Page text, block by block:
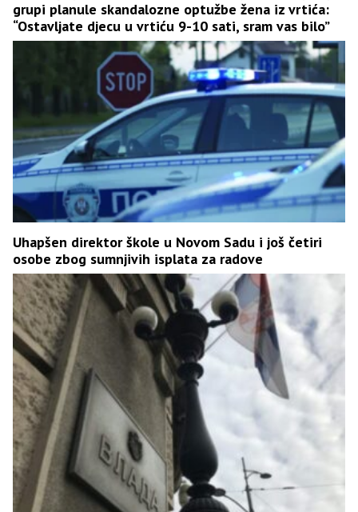
grupi planule skandalozne optužbe žena iz vrtića:
“Ostavljate djecu u vrtiću 9-10 sati, sram vas bilo”
Uhapšen direktor škole u Novom Sadu i još četiri
osobe zbog sumnjivih isplata za radove